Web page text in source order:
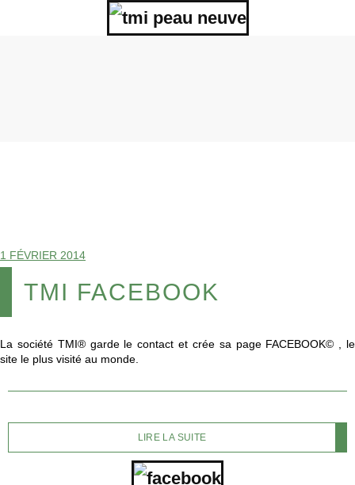
1 FÉVRIER 2014
TMI FACEBOOK
La société TMI® garde le contact et crée sa page FACEBOOK© , le
site le plus visité au monde.
LIRE LA SUITE